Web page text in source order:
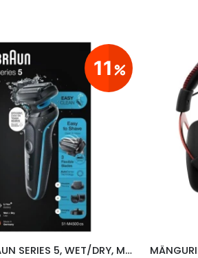
11
PARDEL BRAUN SERIES 5, WET/DRY, MUST